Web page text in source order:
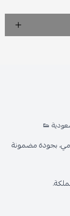
👟
بجودة مضمونة